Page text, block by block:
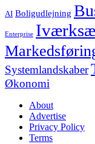
AI Boligudlejning
Enterprise
Systemlandskaber
Økonomi
About
Advertise
Privacy Policy
Terms